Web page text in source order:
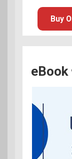
Buy